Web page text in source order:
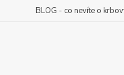
BLOG - co nevíte o